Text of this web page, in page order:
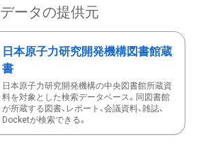
データの提供元
日本原子力研究開発機構図書館蔵
書
日本原子力研究開発機構の中央図書館所蔵資
料を対象とした検索データベース。同図書館
が所蔵する図書、レポート、会議資料、雑誌、
Docketが検索できる。